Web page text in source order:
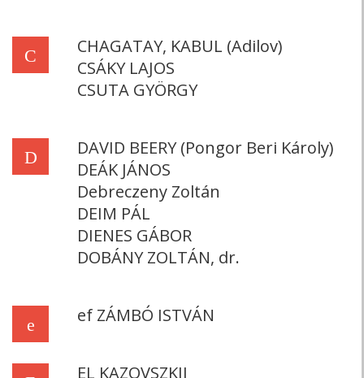
C
CHAGATAY, KABUL (Adilov)
CSÁKY LAJOS
CSUTA GYÖRGY
D
DAVID BEERY (Pongor Beri Károly)
DEÁK JÁNOS
Debreczeny Zoltán
DEIM PÁL
DIENES GÁBOR
DOBÁNY ZOLTÁN, dr.
e ef ZÁMBÓ ISTVÁN
EL KAZOVSZKIJ